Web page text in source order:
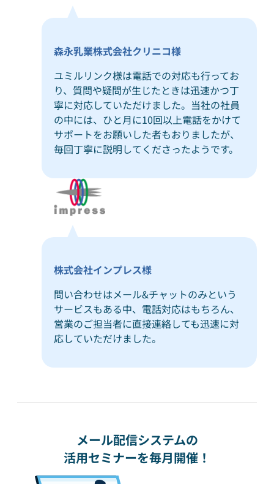
森永乳業株式会社クリニコ様
ユミルリンク様は電話での対応も行ってお
り、質問や疑問が生じたときは迅速かつ丁
寧に対応していただけました。当社の社員
の中には、ひと月に10回以上電話をかけて
サポートをお願いした者もおりましたが、
毎回丁寧に説明してくださったようです。
株式会社インプレス様
問い合わせはメール&チャットのみという
サービスもある中、電話対応はもちろん、
営業のご担当者に直接連絡しても迅速に対
応していただけました。
メール配信システムの
活用セミナーを毎月開催！